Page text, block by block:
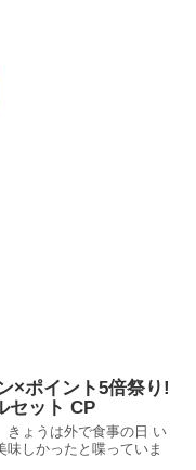
×ポイント5倍祭り!
セット CP
きょうは外で食事の日 い
しかったと喋っていま